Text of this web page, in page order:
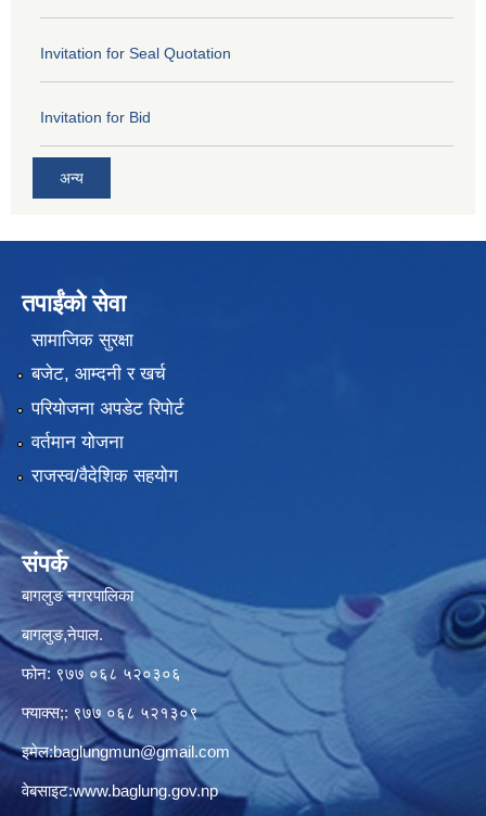
Invitation for Seal Quotation
Invitation for Bid
अन्य
तपाईंको सेवा
सामाजिक सुरक्षा
बजेट, आम्दनी र खर्च
परियोजना अपडेट रिपोर्ट
वर्तमान योजना
राजस्व/वैदेशिक सहयोग
संपर्क
बागलुङ नगरपालिका
बागलुङ,नेपाल.
फोन: ९७७ ०६८ ५२०३०६
फ्याक्स;: ९७७ ०६८ ५२१३०९
इमेल:baglungmun@gmail.com
वेबसाइट:www.baglung.gov.np